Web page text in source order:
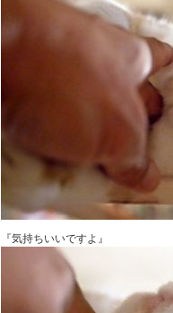
『気持ちいいですよ』